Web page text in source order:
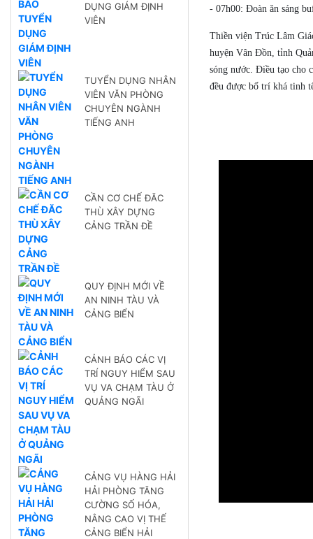
DỤNG GIÁM ĐỊNH
VIÊN
TUYỂN DỤNG NHÂN
VIÊN VĂN PHÒNG
CHUYÊN NGÀNH
TIẾNG ANH
CẦN CƠ CHẾ ĐĂC
THÙ XÂY DỰNG
CẢNG TRẦN ĐỀ
QUY ĐỊNH MỚI VỀ
AN NINH TÀU VÀ
CẢNG BIỂN
CẢNH BÁO CÁC VỊ
TRÍ NGUY HIỂM SAU
VỤ VA CHẠM TÀU Ở
QUẢNG NGÃI
CẢNG VỤ HÀNG HẢI
HẢI PHÒNG TĂNG
CƯỜNG SỐ HÓA,
NÂNG CAO VỊ THẾ
CẢNG BIỂN HẢI
- 07h00: Đoàn ăn sáng
Thiền viện Trúc Lâm
huyện Vân Đồn, tỉnh
sóng nước. Điều tạo cho
đều được bố trí khá tinh